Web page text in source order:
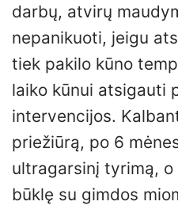
darbų, atvirų
nepanikuoti, jeigu
tiek pakilo kūno
laiko kūnui atsigauti
intervencijos.
priežiūrą, po 6
ultragarsinį tyrimą,
būklę su gimdos